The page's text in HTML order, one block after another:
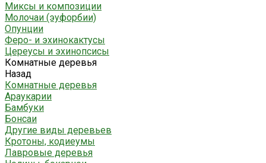
Миксы и композиции
Молочаи (эуфорбии)
Опунции
Феро- и эхинокактусы
Цереусы и эхинопсисы
Комнатные деревья
Назад
Комнатные деревья
Араукарии
Бамбуки
Бонсаи
Другие виды деревьев
Кротоны, кодиеумы
Лавровые деревья